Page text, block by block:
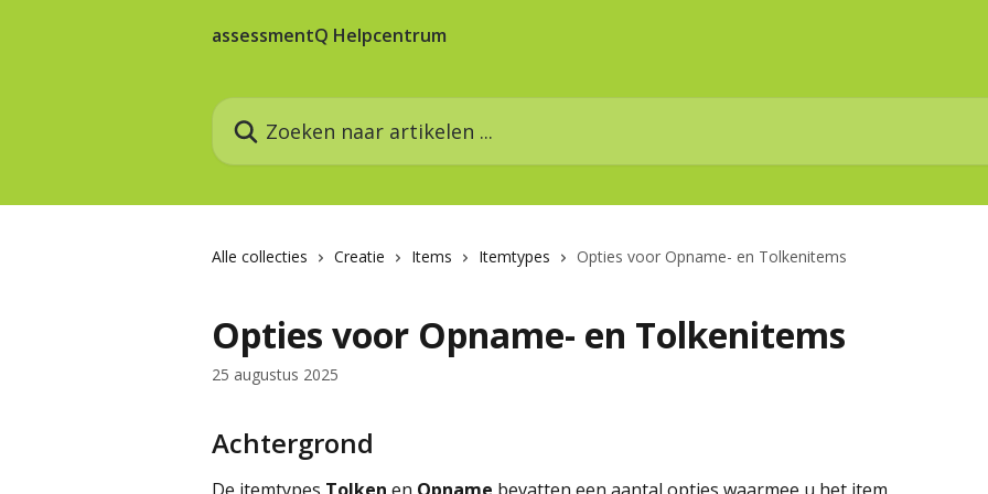
assessmentQ Helpcentrum
Zoeken naar artikelen ...
Alle collecties Creatie Items Itemtypes Opties voor Opname- en Tolkenitems
Opties voor Opname- en Tolkenitems
25 augustus 2025
Achtergrond